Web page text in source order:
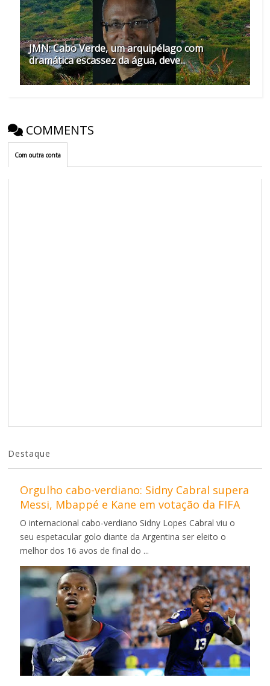
JMN: Cabo Verde, um arquipélago com
dramática escassez da água, deve...
COMMENTS
Com outra conta
Destaque
Orgulho cabo-verdiano: Sidny Cabral supera
Messi, Mbappé e Kane em votação da FIFA
O internacional cabo-verdiano Sidny Lopes Cabral viu o
seu espetacular golo diante da Argentina ser eleito o
melhor dos 16 avos de final do ...